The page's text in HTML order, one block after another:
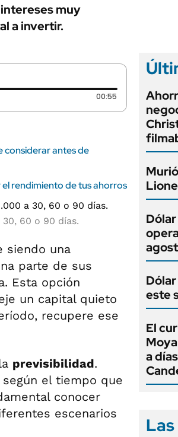
LIFESTYLE
AUTOS
muy
a invertir.
00:55 Duración: 55
considerar antes de
rendimiento de tus ahorros
60 o 90 días.
siendo una
parte de sus
Esta opción
un capital quieto
recupere ese
previsibilidad.
el tiempo que
conocer
escenarios
este
El
a